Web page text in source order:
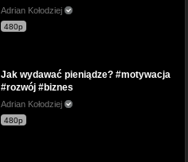
Adrian Kołodziej
480p
Jak wydawać pieniądze? #motywacja
#rozwój #biznes
Adrian Kołodziej
480p